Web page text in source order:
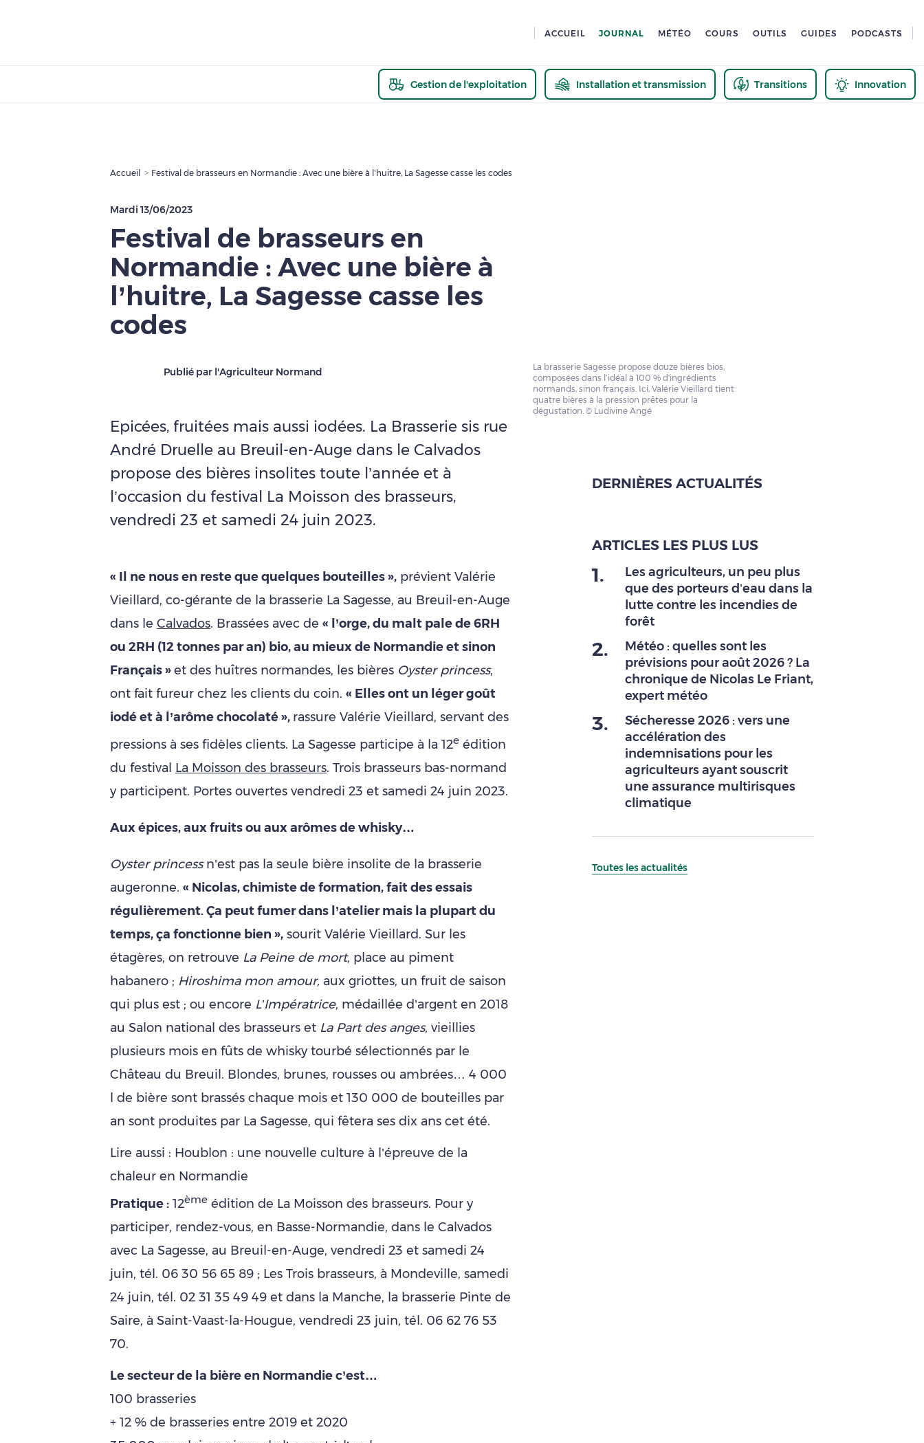
ACCUEIL JOURNAL MÉTÉO COURS OUTILS GUIDES PODCASTS
Gestion de l'exploitation Installation et transmission Transitions Innovation
Accueil Festival de brasseurs en Normandie : Avec une bière à l’huitre, La Sagesse casse les codes
Mardi 13/06/2023
Festival de brasseurs en
Normandie : Avec une bière à
l’huitre, La Sagesse casse les
codes
Publié par l'Agriculteur Normand
Epicées, fruitées mais aussi iodées. La Brasserie sis rue
André Druelle au Breuil-en-Auge dans le Calvados
propose des bières insolites toute l’année et à
l’occasion du festival La Moisson des brasseurs,
vendredi 23 et samedi 24 juin 2023.
« Il ne nous en reste que quelques bouteilles », prévient Valérie
Vieillard, co-gérante de la brasserie La Sagesse, au Breuil-en-Auge
dans le Calvados. Brassées avec de « l’orge, du malt pale de 6RH
ou 2RH (12 tonnes par an) bio, au mieux de Normandie et sinon
Français »et des huîtres normandes, les bières Oyster princess,
ont fait fureur chez les clients du coin. « Elles ont un léger goût
iodé et à l’arôme chocolaté », rassure Valérie Vieillard, servant des
pressions à ses fidèles clients. La Sagesse participe à la 12e édition
du festival La Moisson des brasseurs. Trois brasseurs bas-normand
y participent. Portes ouvertes vendredi 23 et samedi 24 juin 2023.
Aux épices, aux fruits ou aux arômes de whisky…
Oyster princessn’est pas la seule bière insolite de la brasserie
augeronne. « Nicolas, chimiste de formation, fait des essais
régulièrement. Ça peut fumer dans l’atelier mais la plupart du
temps, ça fonctionne bien », sourit Valérie Vieillard. Sur les
étagères, on retrouve La Peine de mort, place au piment
habanero ; Hiroshima mon amour, aux griottes, un fruit de saison
qui plus est ; ou encore L’Impératrice, médaillée d’argent en 2018
au Salon national des brasseurs et La Part des anges, vieillies
plusieurs mois en fûts de whisky tourbé sélectionnés par le
Château du Breuil. Blondes, brunes, rousses ou ambrées… 4 000
l de bière sont brassés chaque mois et 130 000 de bouteilles par
an sont produites par La Sagesse, qui fêtera ses dix ans cet été.
Lire aussi : Houblon : une nouvelle culture à l’épreuve de la
chaleur en Normandie
Pratique : 12ème édition de La Moisson des brasseurs. Pour y
participer, rendez-vous, en Basse-Normandie, dans le Calvados
avec La Sagesse, au Breuil-en-Auge, vendredi 23 et samedi 24
juin, tél. 06 30 56 65 89 ; Les Trois brasseurs, à Mondeville, samedi
24 juin, tél. 02 31 35 49 49 et dans la Manche, la brasserie Pinte de
Saire, à Saint-Vaast-la-Hougue, vendredi 23 juin, tél. 06 62 76 53
70.
Le secteur de la bière en Normandie c’est…
100 brasseries
+ 12 % de brasseries entre 2019 et 2020
La brasserie Sagesse propose douze bières bios,
composées dans l’idéal à 100 % d'ingrédients
normands, sinon français. Ici, Valérie Vieillard tient
quatre bières à la pression prêtes pour la
dégustation. © Ludivine Angé
DERNIÈRES ACTUALITÉS
ARTICLES LES PLUS LUS
1.
Les agriculteurs, un peu plus
que des porteurs d’eau dans la
lutte contre les incendies de
forêt
2.
Météo : quelles sont les
prévisions pour août 2026 ? La
chronique de Nicolas Le Friant,
expert météo
3.
Sécheresse 2026 : vers une
accélération des
indemnisations pour les
agriculteurs ayant souscrit
une assurance multirisques
climatique
Toutes les actualités